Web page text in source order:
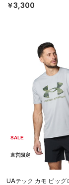
￥3,300
SALE
直営限定
UAテック カモ ビッグ